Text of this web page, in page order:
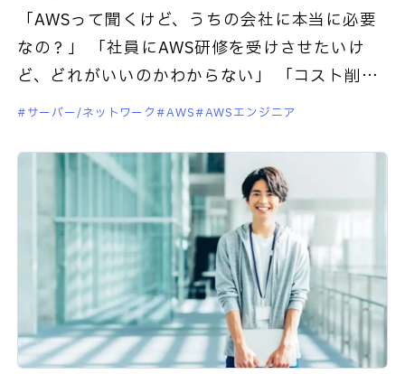
「AWSって聞くけど、うちの会社に本当に必要
なの？」 「社員にAWS研修を受けさせたいけ
ど、どれがいいのかわからない」 「コスト削減
しながら効果的なAWS研修をしたい」このよう
サーバー/ネットワーク AWS AWSエンジニア